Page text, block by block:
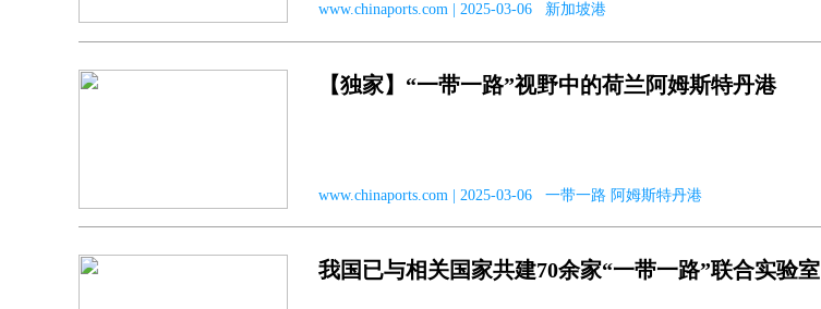
www.chinaports.com | 2025-03-06 新加坡港
【独家】“一带一路”视野中的荷兰阿姆斯特丹港
www.chinaports.com | 2025-03-06 一带一路 阿姆斯特丹港
我国已与相关国家共建70余家“一带一路”联合实验室